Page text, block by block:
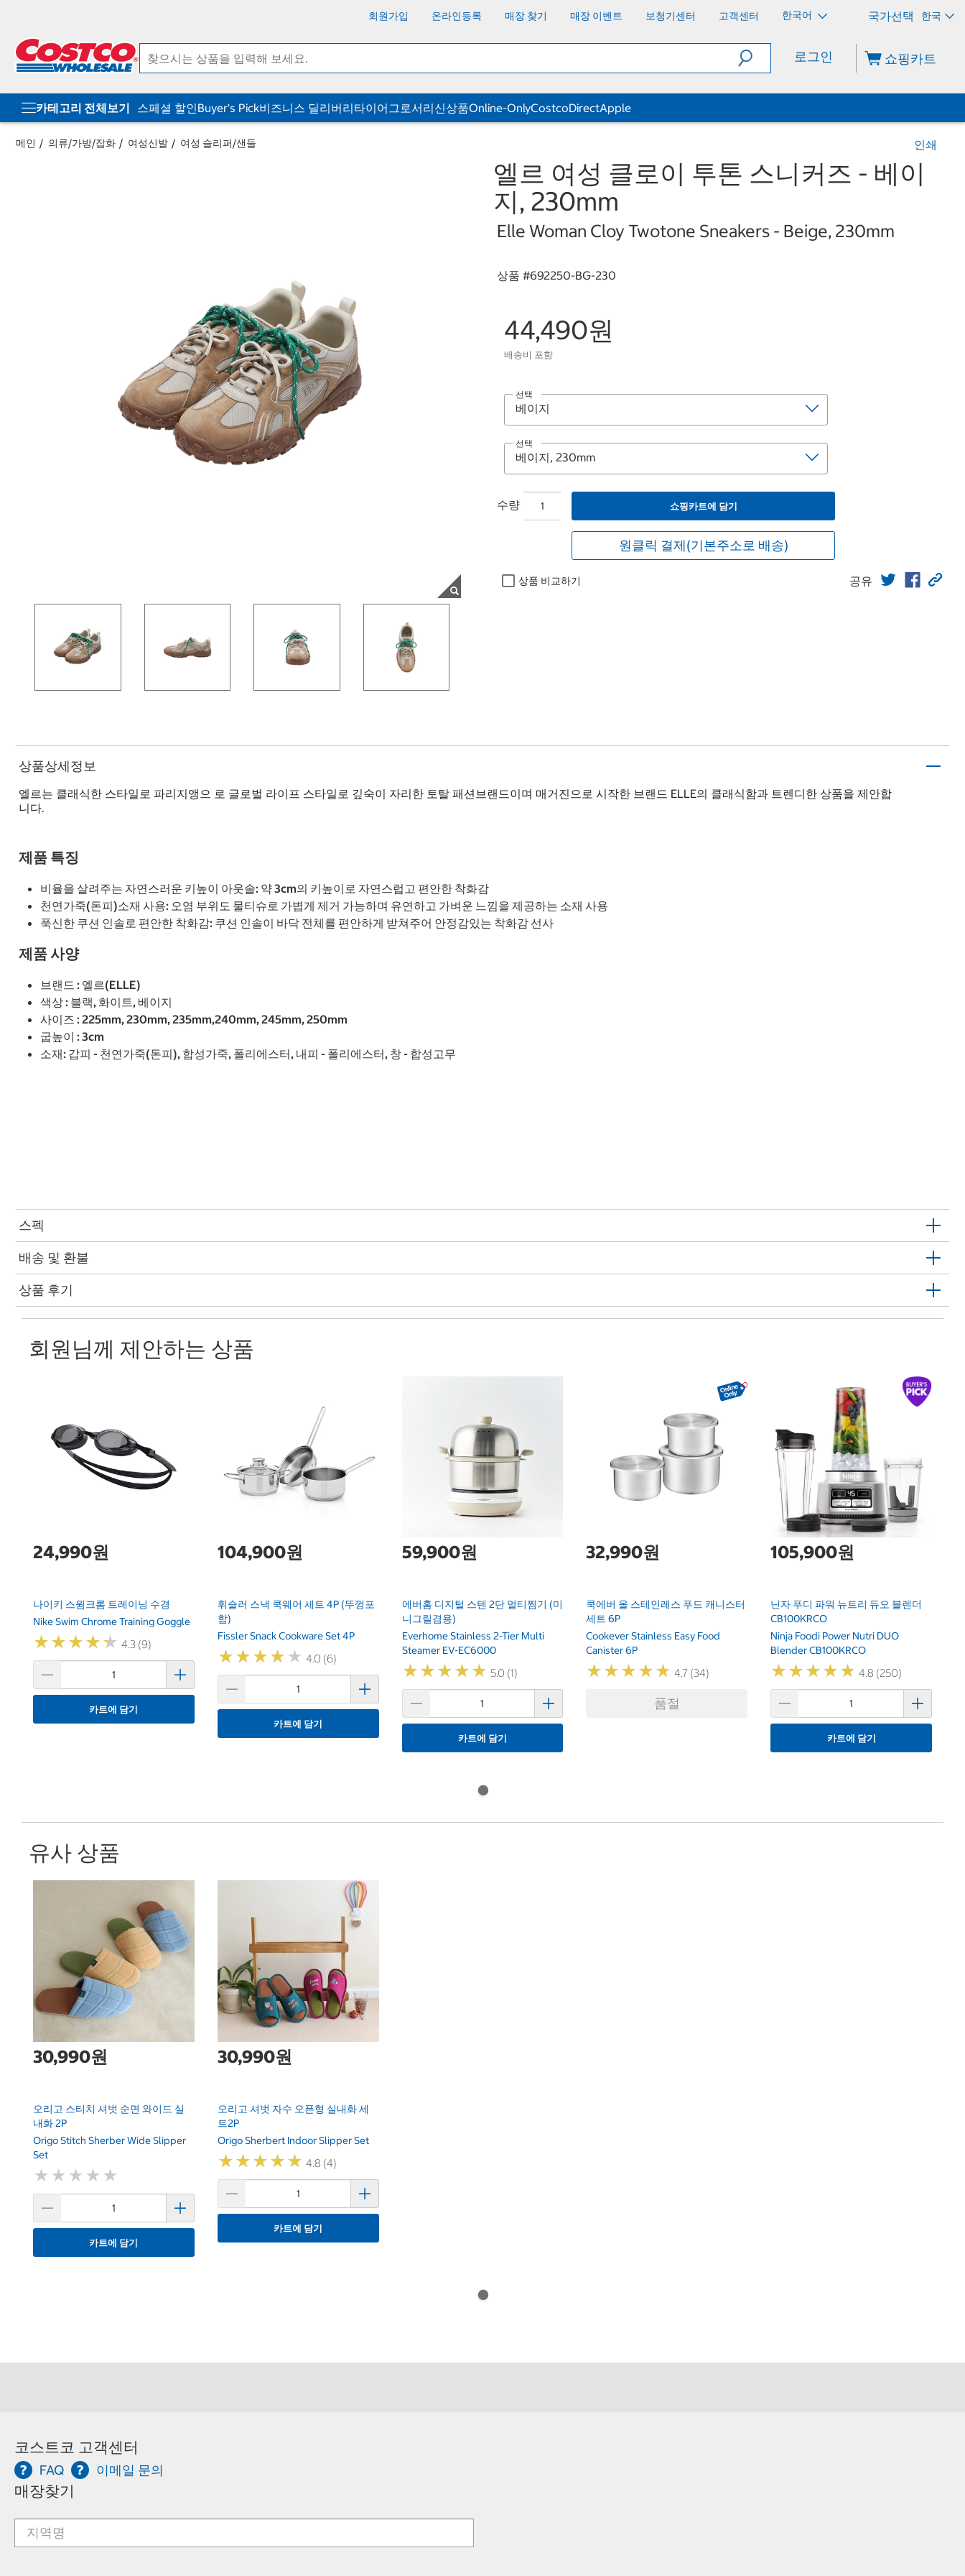
회원가입 온라인등록 매장 찾기 매장 이벤트 보청기센터 고객센터 한국어 한국
로그인 쇼핑카트
카테고리 전체보기 스페셜 할인Buyer's Pick비즈니스 딜리버리타이어그로서리신상품Online-OnlyCostcoDirectApple
메인 의류/가방/잡화 여성신발 여성 슬리퍼/샌들 인쇄
엘르 여성 클로이 투톤 스니커즈 - 베이
지, 230mm
Elle Woman Cloy Twotone Sneakers - Beige, 230mm
상품 #692250-BG-230
44,490원
배송비 포함
선택
선택
수량 쇼핑카트에 담기
원클릭 결제(기본주소로 배송)
상품 비교하기 공유
상품상세정보
엘르는 클래식한 스타일로 파리지앵으 로 글로벌 라이프 스타일로 깊숙이 자리한 토탈 패션브랜드이며 매거진으로 시작한 브랜드 ELLE의 클래식함과 트렌디한 상품을 제안합
니다.
제품 특징
비율을 살려주는 자연스러운 키높이 아웃솔: 약 3cm의 키높이로 자연스럽고 편안한 착화감
천연가죽(돈피)소재 사용: 오염 부위도 물티슈로 가볍게 제거 가능하며 유연하고 가벼운 느낌을 제공하는 소재 사용
푹신한 쿠션 인솔로 편안한 착화감: 쿠션 인솔이 바닥 전체를 편안하게 받쳐주어 안정감있는 착화감 선사
제품 사양
브랜드 : 엘르(ELLE)
색상 : 블랙, 화이트, 베이지
사이즈 : 225mm, 230mm, 235mm,240mm, 245mm, 250mm
굽높이 : 3cm
소재: 갑피 - 천연가죽(돈피), 합성가죽, 폴리에스터, 내피 - 폴리에스터, 창 - 합성고무
스펙
배송 및 환불
상품 후기
회원님께 제안하는 상품
24,990원
나이키 스윔크롬 트레이닝 수경
Nike Swim Chrome Training Goggle
★★★★★
★★★★★ 4.3 (9)
카트에 담기
104,900원
휘슬러 스낵 쿡웨어 세트 4P (뚜껑포
함)
Fissler Snack Cookware Set 4P
★★★★ ★
★★★★ ★ 4.0 (6)
카트에 담기
59,900원
에버홈 디지털 스텐 2단 멀티찜기 (미
니그릴겸용)
Everhome Stainless 2-Tier Multi
Steamer EV-EC6000
★★★★★
★★★★★ 5.0 (1)
카트에 담기
32,990원
쿡에버 올 스테인레스 푸드 캐니스터
세트 6P
Cookever Stainless Easy Food
Canister 6P
★★★★★
★★★★★ 4.7 (34)
품절
105,900원
닌자 푸디 파워 뉴트리 듀오 블렌더
CB100KRCO
Ninja Foodi Power Nutri DUO
Blender CB100KRCO
★★★★★
★★★★★ 4.8 (250)
카트에 담기
유사 상품
30,990원
오리고 스티치 셔벗 순면 와이드 실
내화 2P
Origo Stitch Sherber Wide Slipper
Set
★ ★ ★ ★ ★
★ ★ ★ ★ ★
카트에 담기
30,990원
오리고 셔벗 자수 오픈형 실내화 세
트2P
Origo Sherbert Indoor Slipper Set
★★★★★
★★★★★ 4.8 (4)
카트에 담기
코스트코 고객센터
FAQ 이메일 문의
매장찾기